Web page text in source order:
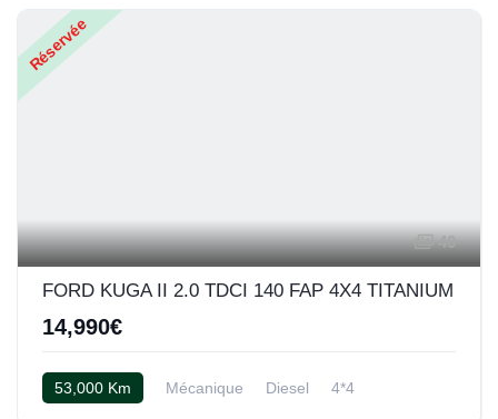
Réservée
40
FORD KUGA II 2.0 TDCI 140 FAP 4X4 TITANIUM
14,990€
53,000 Km Mécanique Diesel
4*4